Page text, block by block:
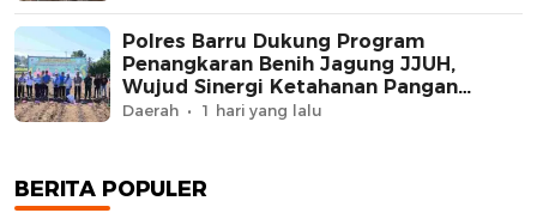
Polres Barru Dukung Program
Penangkaran Benih Jagung JJUH,
Wujud Sinergi Ketahanan Pangan
Nasional
Daerah 1 hari yang lalu
BERITA POPULER